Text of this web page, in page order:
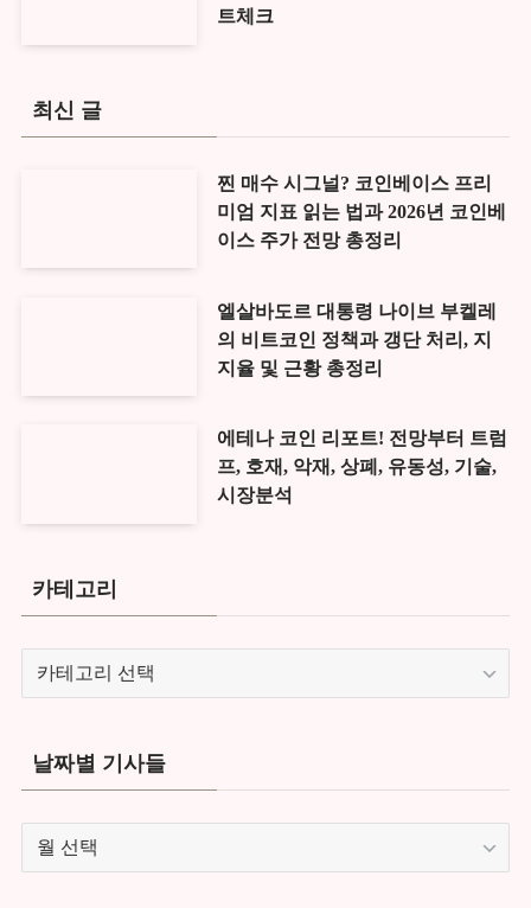
트체크
최신 글
찐 매수 시그널? 코인베이스 프리
미엄 지표 읽는 법과 2026년 코인베
이스 주가 전망 총정리
엘살바도르 대통령 나이브 부켈레
의 비트코인 정책과 갱단 처리, 지
지율 및 근황 총정리
에테나 코인 리포트! 전망부터 트럼
프, 호재, 악재, 상폐, 유동성, 기술,
시장분석
카테고리
리
날짜별 기사들